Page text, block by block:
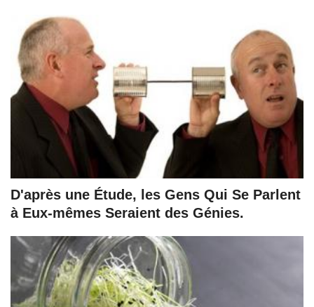
D'après une Étude, les Gens Qui Se Parlent
à Eux-mêmes Seraient des Génies.